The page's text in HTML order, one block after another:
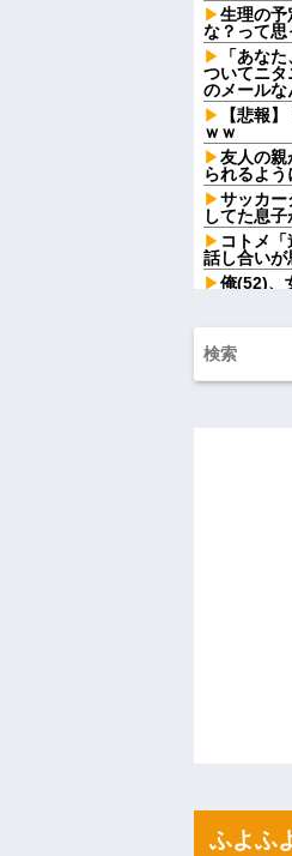
生理の予
な？って思
「あな
ついてニ
のメール
【悲報
ｗｗ
友人の親
られるよ
サッカー
してた息
コトメ
話し合い
俺(52)、
息子に『
でも避け
俺「ゲ
間、村が
【画像
【速報
シャウ
【画像
間男が
ます。」
ハード
私「ち
たから、
【ネット
ふよふ